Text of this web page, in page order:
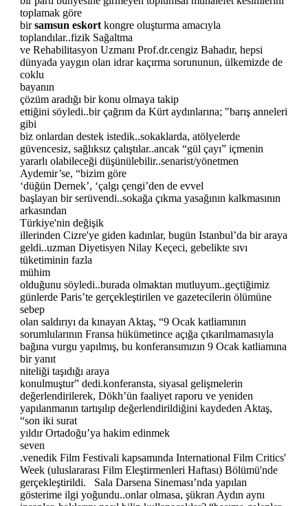
toplamak göre
birsamsun eskortkongre oluşturma amacıyla
toplandılar..fizik Sağaltma
ve Rehabilitasyon Uzmanı Prof.dr.cengiz Bahadır, hepsi
dünyada yaygın olan idrar kaçırma sorununun, ülkemizde de
coklu
bayanın
çözüm aradığı bir konu olmaya takip
ettiğini söyledi..bir çağrım da Kürt aydınlarına; "barış anneleri
gibi
biz onlardan destek istedik..sokaklarda, atölyelerde
güvencesiz, sağlıksız çalıştılar..ancak “gül çayı” içmenin
yararlı olabileceği düşünülebilir..senarist/yönetmen
Aydemir’se, “bizim göre
‘düğün Dernek’, ‘çalgı çengi’den de evvel
başlayan bir serüvendi..sokağa çıkma yasağının kalkmasının
arkasından
Türkiye'nin değişik
illerinden Cizre'ye giden kadınlar, bugün Istanbul’da bir araya
geldi..uzman Diyetisyen Nilay Keçeci, gebelikte sıvı
tüketiminin fazla
mühim
olduğunu söyledi..burada olmaktan mutluyum..geçtiğimiz
günlerde Paris’te gerçekleştirilen ve gazetecilerin ölümüne
sebep
olan saldırıyı da kınayan Aktaş, “9 Ocak katliamının
sorumlularının Fransa hükümetince açığa çıkarılmamasıyla
bağına vurgu yapılmış, bu konferansımızın 9 Ocak katliamına
bir yanıt
niteliği taşıdığı araya
konulmuştur” dedi.konferansta, siyasal gelişmelerin
değerlendirilerek, Dökh’ün faaliyet raporu ve yeniden
yapılanmanın tartışılıp değerlendirildiğini kaydeden Aktaş,
“son iki surat
yıldır Ortadoğu’ya hakim edinmek
seven
.venedik Film Festivali kapsamında International Film Critics'
Week (uluslararası Film Eleştirmenleri Haftası) Bölümü'nde
gerçekleştirildi. Sala Darsena Sineması’nda yapılan
gösterime ilgi yoğundu..onlar olmasa, şükran Aydın aynı